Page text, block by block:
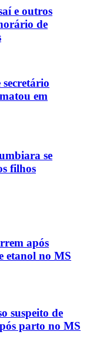
e outros
de
secretário
em
se
filhos
após
etanol no MS
suspeito de
parto no MS